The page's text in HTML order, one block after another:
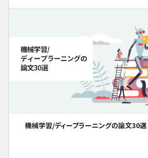
機械学習/ディープラーニングの論文30選